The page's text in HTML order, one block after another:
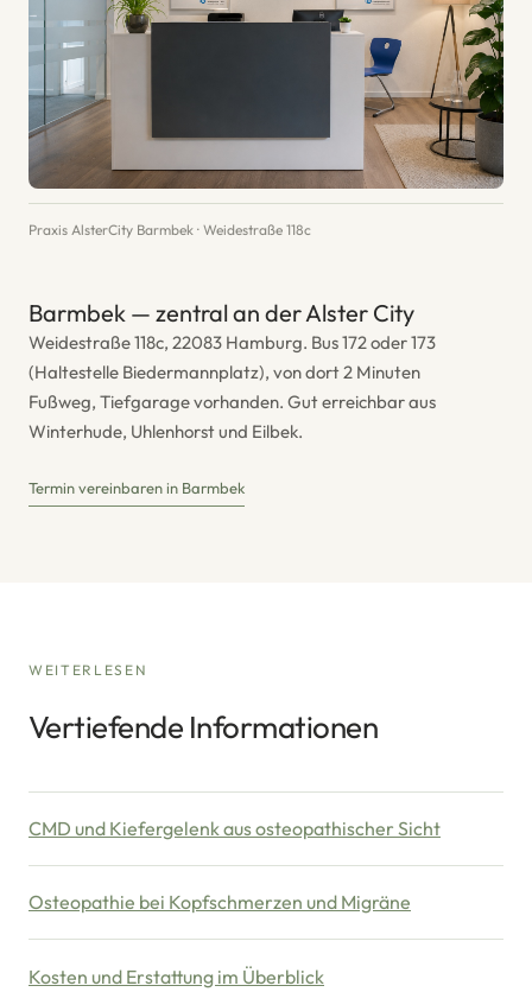
Praxis AlsterCity Barmbek · Weidestraße 118c
Barmbek — zentral an der Alster City
Weidestraße 118c, 22083 Hamburg. Bus 172 oder 173
(Haltestelle Biedermannplatz), von dort 2 Minuten
Fußweg, Tiefgarage vorhanden. Gut erreichbar aus
Winterhude, Uhlenhorst und Eilbek.
Termin vereinbaren in Barmbek
WEITERLESEN
Vertiefende Informationen
CMD und Kiefergelenk aus osteopathischer Sicht
Osteopathie bei Kopfschmerzen und Migräne
Kosten und Erstattung im Überblick